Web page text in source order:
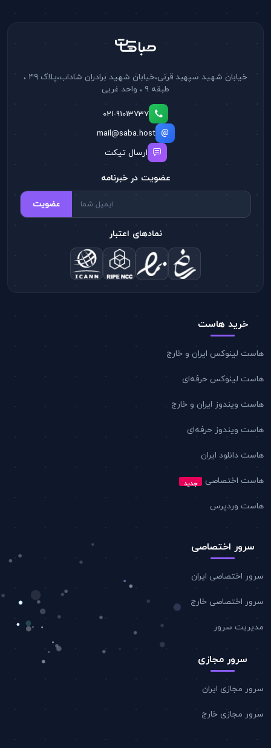
خرید هاست
هاست لینوکس ایران و خارج
هاست لینوکس حرفه‌ای
هاست ویندوز ایران و خارج
هاست ویندوز حرفه‌ای
هاست دانلود ایران
هاست اختصاصی جدید
هاست وردپرس
سرور اختصاصی
سرور اختصاصی ایران
سرور اختصاصی خارج
مدیریت سرور
سرور مجازی
سرور مجازی ایران
سرور مجازی خارج
خیابان شهید سپهبد قرنی،خیابان شهید برادران شاداب،پلاک ۴۹ ،
طبقه ۹ ، واحد غربی
021-91013737
mail@saba.host
ارسال تیکت
عضویت در خبرنامه
عضویت
نمادهای اعتبار